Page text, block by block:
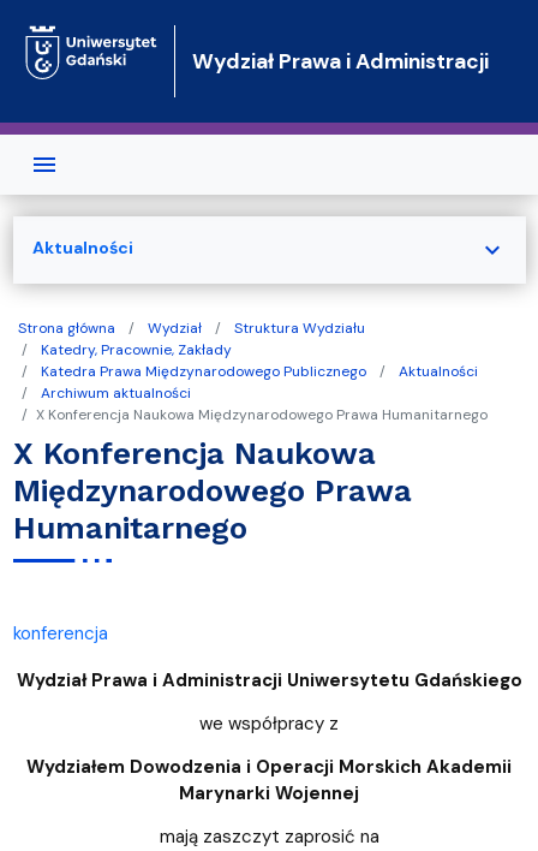
Wydział Prawa i Administracji
Strona główna Wydział
Struktura Wydziału
Katedry, Pracownie, Zakłady
Katedra Prawa Międzynarodowego Publicznego
Aktualności
Archiwum aktualności
X Konferencja Naukowa Międzynarodowego Prawa Humanitarnego
X Konferencja Naukowa
Międzynarodowego Prawa
Humanitarnego
konferencja
Wydział Prawa i Administracji Uniwersytetu Gdańskiego
we współpracy z
Wydziałem Dowodzenia i Operacji Morskich Akademii
Marynarki Wojennej
mają zaszczyt zaprosić na
Aktualności expand_more